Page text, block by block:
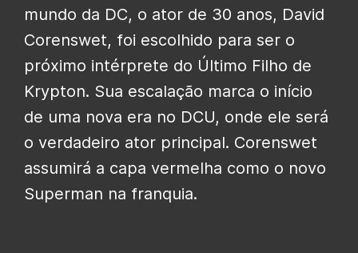
mundo da DC, o ator de 30 anos, David
Corenswet, foi escolhido para ser o
próximo intérprete do Último Filho de
Krypton. Sua escalação marca o início
de uma nova era no DCU, onde ele será
o verdadeiro ator principal. Corenswet
assumirá a capa vermelha como o novo
Superman na franquia.